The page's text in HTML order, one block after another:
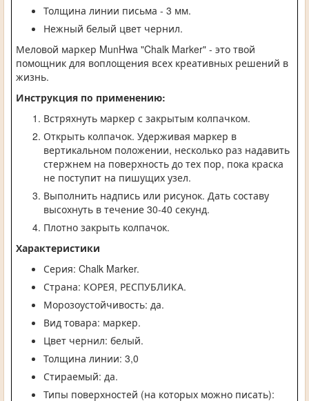
Толщина линии письма - 3 мм.
Нежный белый цвет чернил.
Меловой маркер MunHwa "Chalk Marker" - это твой
помощник для воплощения всех креативных решений в
жизнь.
Инструкция по применению:
Встряхнуть маркер с закрытым колпачком.
Открыть колпачок. Удерживая маркер в
вертикальном положении, несколько раз надавить
стержнем на поверхность до тех пор, пока краска
не поступит на пишущих узел.
Выполнить надпись или рисунок. Дать составу
высохнуть в течение 30-40 секунд.
Плотно закрыть колпачок.
Характеристики
Серия: Chalk Marker.
Страна: КОРЕЯ, РЕСПУБЛИКА.
Морозоустойчивость: да.
Вид товара: маркер.
Цвет чернил: белый.
Толщина линии: 3,0
Стираемый: да.
Типы поверхностей (на которых можно писать):